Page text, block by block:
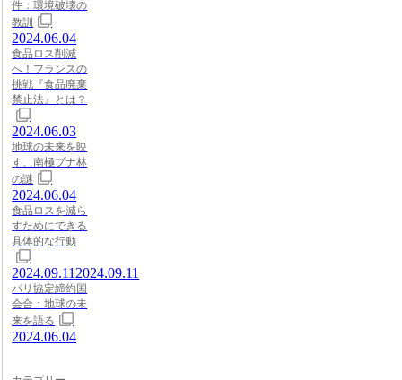
件：環境破壊の
教訓
2024.06.04
食品ロス削減
へ！フランスの
挑戦『食品廃棄
禁止法』とは？
2024.06.03
地球の未来を映
す、南極ブナ林
の謎
2024.06.04
食品ロスを減ら
すためにできる
具体的な行動
2024.09.11 2024.09.11
パリ協定締約国
会合：地球の未
来を語る
2024.06.04